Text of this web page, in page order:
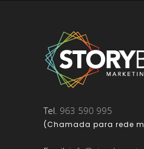
Tel. 963 590 995
(Chamada para rede